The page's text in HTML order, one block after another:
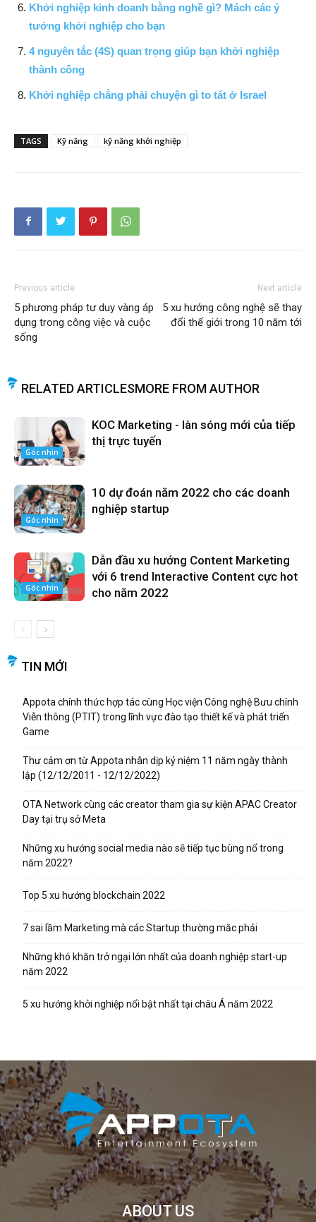
Khởi nghiệp kinh doanh bằng nghề gì? Mách các ý
tưởng khởi nghiệp cho bạn
4 nguyên tắc (4S) quan trọng giúp bạn khởi nghiệp
thành công
Khởi nghiệp chẳng phải chuyện gì to tát ở Israel
TAGS Kỹ năng kỹ năng khởi nghiệp
Previous article
5 phương pháp tư duy vàng áp
dụng trong công việc và cuộc
sống
Next article
5 xu hướng công nghệ sẽ thay
đổi thế giới trong 10 năm tới
RELATED ARTICLESMORE FROM AUTHOR
Góc nhìn
KOC Marketing - làn sóng mới của tiếp
thị trực tuyến
Góc nhìn
10 dự đoán năm 2022 cho các doanh
nghiệp startup
Góc nhìn
Dẫn đầu xu hướng Content Marketing
với 6 trend Interactive Content cực hot
cho năm 2022
TIN MỚI
Appota chính thức hợp tác cùng Học viện Công nghệ Bưu chính
Viễn thông (PTIT) trong lĩnh vực đào tạo thiết kế và phát triển
Game
Thư cảm ơn từ Appota nhân dịp kỷ niệm 11 năm ngày thành
lập (12/12/2011 - 12/12/2022)
OTA Network cùng các creator tham gia sự kiện APAC Creator
Day tại trụ sở Meta
Những xu hướng social media nào sẽ tiếp tục bùng nổ trong
năm 2022?
Top 5 xu hướng blockchain 2022
7 sai lầm Marketing mà các Startup thường mắc phải
Những khó khăn trở ngại lớn nhất của doanh nghiệp start-up
năm 2022
5 xu hướng khởi nghiệp nổi bật nhất tại châu Á năm 2022
ABOUT US